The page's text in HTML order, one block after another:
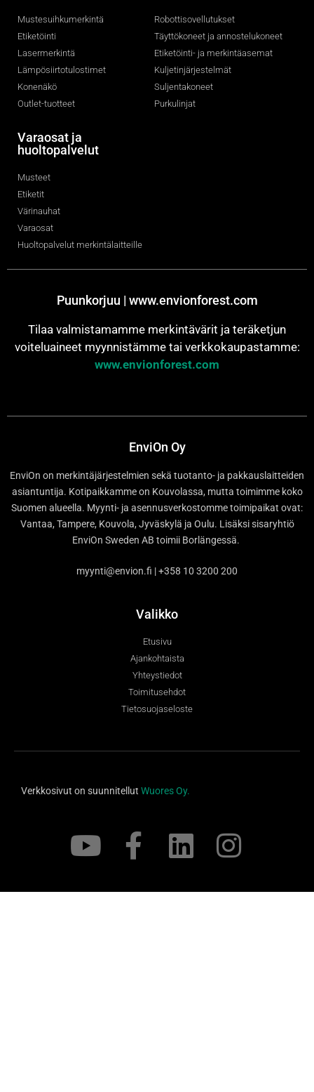
Mustesuihkumerkintä
Etiketöinti
Lasermerkintä
Lämpösiirtotulostimet
Konenäkö
Outlet-tuotteet
Robottisovellutukset
Täyttökoneet ja annostelukoneet
Etiketöinti- ja merkintäasemat
Kuljetinjärjestelmät
Suljentakoneet
Purkulinjat
Varaosat ja
huoltopalvelut
Musteet
Etiketit
Värinauhat
Varaosat
Huoltopalvelut merkintälaitteille
Puunkorjuu | www.envionforest.com
Tilaa valmistamamme merkintävärit ja teräketjun
voiteluaineet myynnistämme tai verkkokaupastamme:
www.envionforest.com
EnviOn Oy
EnviOn on merkintäjärjestelmien sekä tuotanto- ja pakkauslaitteiden
asiantuntija. Kotipaikkamme on Kouvolassa, mutta toimimme koko
Suomen alueella. Myynti- ja asennusverkostomme toimipaikat ovat:
Vantaa, Tampere, Kouvola, Jyväskylä ja Oulu. Lisäksi sisaryhtiö
EnviOn Sweden AB toimii Borlängessä.
myynti@envion.fi | +358 10 3200 200
Valikko
Etusivu
Ajankohtaista
Yhteystiedot
Toimitusehdot
Tietosuojaseloste
Verkkosivut on suunnitellut Wuores Oy.